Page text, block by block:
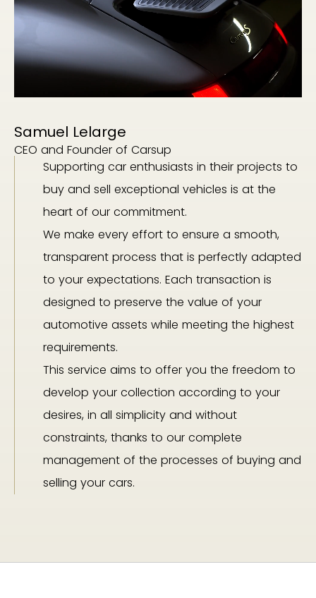
Samuel Lelarge
CEO and Founder of Carsup
Supporting car enthusiasts in their projects to
buy and sell exceptional vehicles is at the
heart of our commitment.
We make every effort to ensure a smooth,
transparent process that is perfectly adapted
to your expectations. Each transaction is
designed to preserve the value of your
automotive assets while meeting the highest
requirements.
This service aims to offer you the freedom to
develop your collection according to your
desires, in all simplicity and without
constraints, thanks to our complete
management of the processes of buying and
selling your cars.